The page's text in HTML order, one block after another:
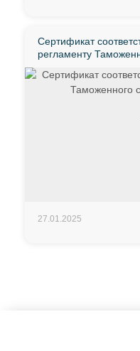
Сертификат
регламенту
27.01.2025